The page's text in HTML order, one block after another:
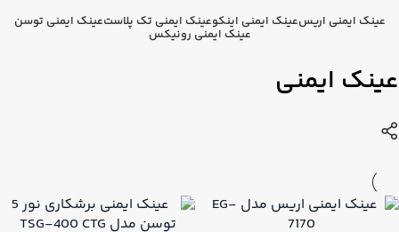
عینک ایمنی اریسعینک ایمنی اینکوعینک ایمنی تک پلاستعینک ایمنی توسن
عینک ایمنی رونیکس
عینک ایمنی